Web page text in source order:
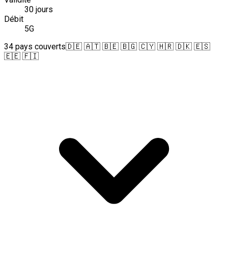
30 jours
Débit
5G
34 pays couverts🇩🇪 🇦🇹 🇧🇪 🇧🇬 🇨🇾 🇭🇷 🇩🇰 🇪🇸
🇪🇪 🇫🇮